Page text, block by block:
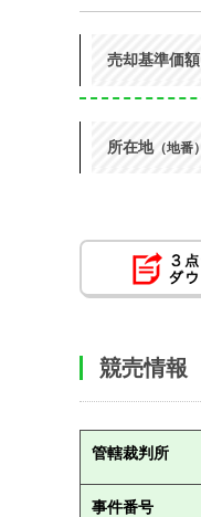
売却基準価額
所在地（地番）
競売情報
管轄裁判所
事件番号